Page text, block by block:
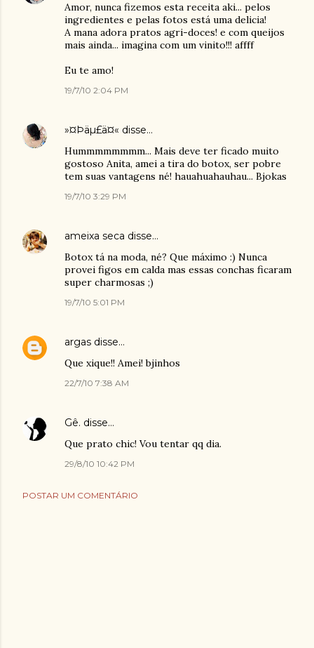
Amor, nunca fizemos esta receita aki... pelos
ingredientes e pelas fotos está uma delicia!
A mana adora pratos agri-doces! e com queijos
mais ainda... imagina com um vinito!!! affff
Eu te amo!
19/7/10 2:04 PM
»¤Þäµ£ä¤« disse…
Hummmmmmmm... Mais deve ter ficado muito
gostoso Anita, amei a tira do botox, ser pobre
tem suas vantagens né! hauahuahauhau... Bjokas
19/7/10 3:29 PM
ameixa seca disse…
Botox tá na moda, né? Que máximo :) Nunca
provei figos em calda mas essas conchas ficaram
super charmosas ;)
19/7/10 5:01 PM
argas disse…
Que xique!! Amei! bjinhos
22/7/10 7:38 AM
Gê. disse…
Que prato chic! Vou tentar qq dia.
29/8/10 10:42 PM
POSTAR UM COMENTÁRIO